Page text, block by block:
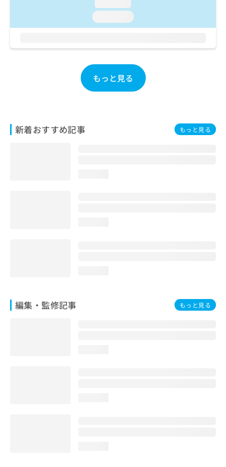
もっと見る
新着おすすめ記事 もっと見る
編集・監修記事 もっと見る
い
わ